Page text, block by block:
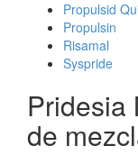
Propulsid
Propulsin
Risamal
Syspride
Pridesia
de